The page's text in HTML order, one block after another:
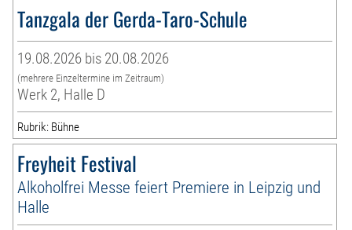
Tanzgala der Gerda-Taro-Schule
19.08.2026 bis 20.08.2026
(mehrere Einzeltermine im Zeitraum)
Werk 2, Halle D
Rubrik: Bühne
Freyheit Festival
Alkoholfrei Messe feiert Premiere in Leipzig und
Halle